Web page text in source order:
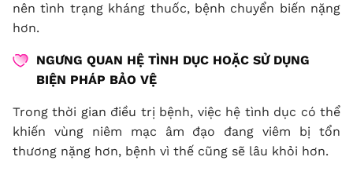
nên tình trạng kháng thuốc, bệnh chuyển biến nặng
hơn.
NGƯNG QUAN HỆ TÌNH DỤC HOẶC SỬ DỤNG
BIỆN PHÁP BẢO VỆ
Trong thời gian điều trị bệnh, việc hệ tình dục có thể
khiến vùng niêm mạc âm đạo đang viêm bị tổn
thương nặng hơn, bệnh vì thế cũng sẽ lâu khỏi hơn.